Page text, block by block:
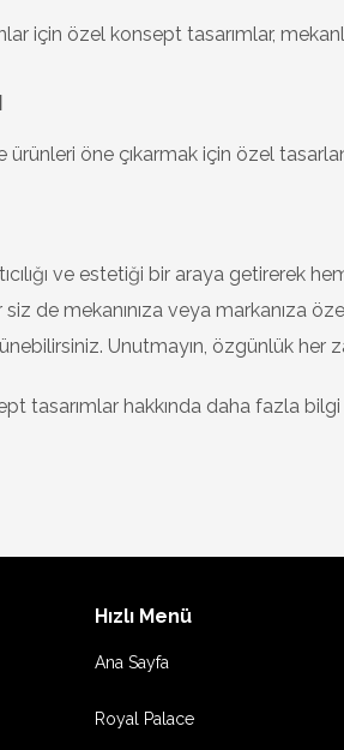
için özel konsept tasarımlar,
ürünleri öne çıkarmak için özel
ve estetiği bir araya getirerek
de mekanınıza veya markanıza
Unutmayın, özgünlük her
tasarımlar hakkında daha fazla
Hızlı Menü
Ana Sayfa
Royal Palace